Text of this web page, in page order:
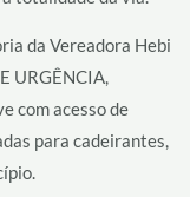
da Vereadora Hebi
URGÊNCIA,
com acesso de
para cadeirantes,